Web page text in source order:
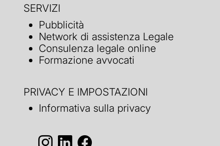
SERVIZI
Pubblicità
Network di assistenza Legale
Consulenza legale online
Formazione avvocati
PRIVACY E IMPOSTAZIONI
Informativa sulla privacy